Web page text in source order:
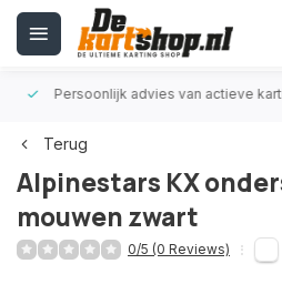
Persoonlijk advies van actieve
Terug
Alpinestars KX
mouwen zwart
0/5 (0 Reviews)